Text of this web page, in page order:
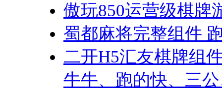
傲玩850运营级棋牌
蜀都麻将完整组件
二开H5汇友棋牌组
牛牛、跑的快、三